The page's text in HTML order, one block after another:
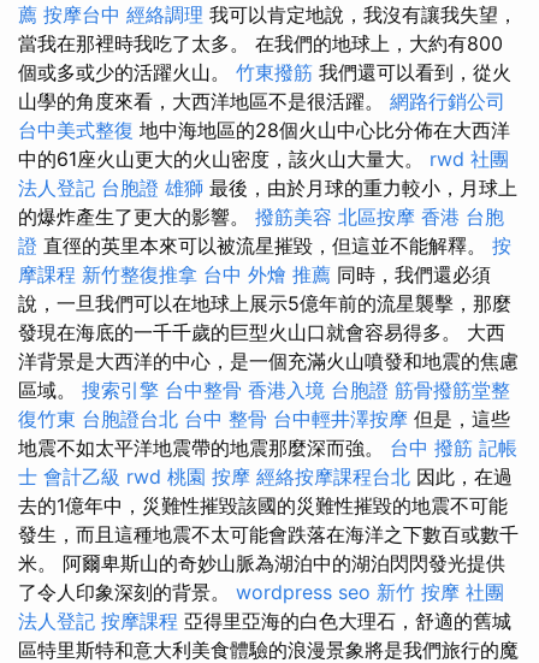
薦 按摩台中 經絡調理 我可以肯定地說，我沒有讓我失望，
當我在那裡時我吃了太多。 在我們的地球上，大約有800
個或多或少的活躍火山。 竹東撥筋 我們還可以看到，從火
山學的角度來看，大西洋地區不是很活躍。 網路行銷公司
台中美式整復 地中海地區的28個火山中心比分佈在大西洋
中的61座火山更大的火山密度，該火山大量大。 rwd 社團
法人登記 台胞證 雄獅 最後，由於月球的重力較小，月球上
的爆炸產生了更大的影響。 撥筋美容 北區按摩 香港 台胞
證 直徑的英里本來可以被流星摧毀，但這並不能解釋。 按
摩課程 新竹整復推拿 台中 外燴 推薦 同時，我們還必須
說，一旦我們可以在地球上展示5億年前的流星襲擊，那麼
發現在海底的一千千歲的巨型火山口就會容易得多。 大西
洋背景是大西洋的中心，是一個充滿火山噴發和地震的焦慮
區域。 搜索引擎 台中整骨 香港入境 台胞證 筋骨撥筋堂整
復竹東 台胞證台北 台中 整骨 台中輕井澤按摩 但是，這些
地震不如太平洋地震帶的地震那麼深而強。 台中 撥筋 記帳
士 會計乙級 rwd 桃園 按摩 經絡按摩課程台北 因此，在過
去的1億年中，災難性摧毀該國的災難性摧毀的地震不可能
發生，而且這種地震不太可能會跌落在海洋之下數百或數千
米。 阿爾卑斯山的奇妙山脈為湖泊中的湖泊閃閃發光提供
了令人印象深刻的背景。 wordpress seo 新竹 按摩 社團
法人登記 按摩課程 亞得里亞海的白色大理石，舒適的舊城
區特里斯特和意大利美食體驗的浪漫景象將是我們旅行的魔